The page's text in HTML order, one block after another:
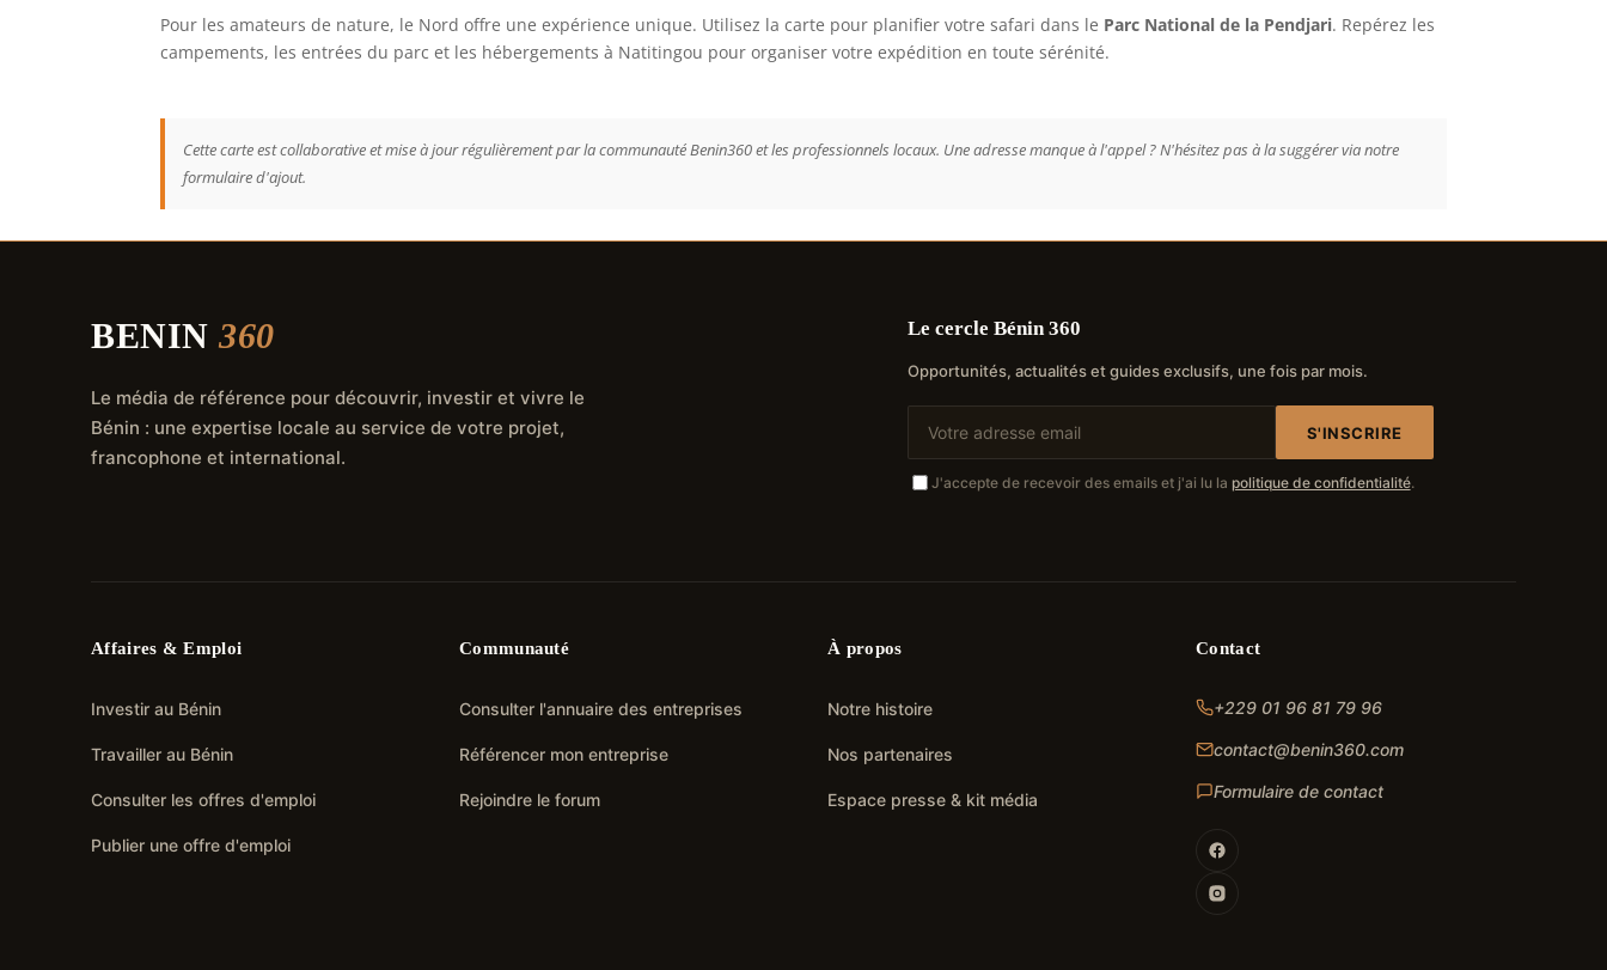
Pour les amateurs de nature, le Nord offre une expérience unique. Utilisez la carte pour planifier votre safari dans le Parc National de la Pendjari. Repérez les
campements, les entrées du parc et les hébergements à Natitingou pour organiser votre expédition en toute sérénité.
Cette carte est collaborative et mise à jour régulièrement par la communauté Benin360 et les professionnels locaux. Une adresse manque à l'appel ? N'hésitez pas à la suggérer via notre
formulaire d'ajout.
BENIN 360
Le média de référence pour découvrir, investir et vivre le
Bénin : une expertise locale au service de votre projet,
francophone et international.
Le cercle Bénin 360
Opportunités, actualités et guides exclusifs, une fois par mois.
S'INSCRIRE
J'accepte de recevoir des emails et j'ai lu la politique de confidentialité.
Affaires & Emploi
Investir au Bénin
Travailler au Bénin
Consulter les offres d'emploi
Publier une offre d'emploi
Communauté
Consulter l'annuaire des entreprises
Référencer mon entreprise
Rejoindre le forum
À propos
Notre histoire
Nos partenaires
Espace presse & kit média
Contact
+229 01 96 81 79 96
contact@benin360.com
Formulaire de contact